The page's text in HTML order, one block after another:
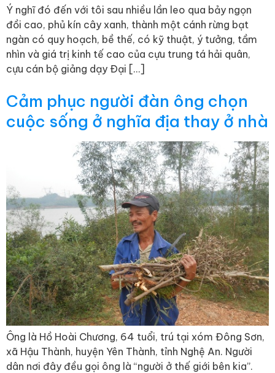
Ý nghĩ đó đến với tôi sau nhiều lần leo qua bảy ngọn
đồi cao, phủ kín cây xanh, thành một cánh rừng bạt
ngàn có quy hoạch, bề thế, có kỹ thuật, ý tưởng, tầm
nhìn và giá trị kinh tế cao của cựu trung tá hải quân,
cựu cán bộ giảng dạy Ðại […]
Cảm phục người đàn ông chọn
cuộc sống ở nghĩa địa thay ở nhà
Ông là Hồ Hoài Chương, 64 tuổi, trú tại xóm Đông Sơn,
xã Hậu Thành, huyện Yên Thành, tỉnh Nghệ An. Người
dân nơi đây đều gọi ông là “người ở thế giới bên kia”.